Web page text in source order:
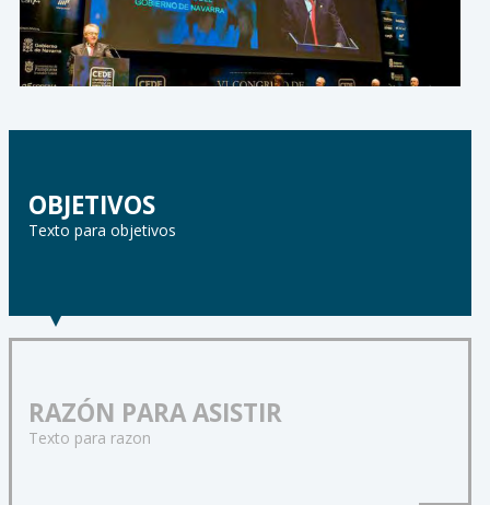
OBJETIVOS
Texto para objetivos
RAZÓN PARA ASISTIR
Texto para razon